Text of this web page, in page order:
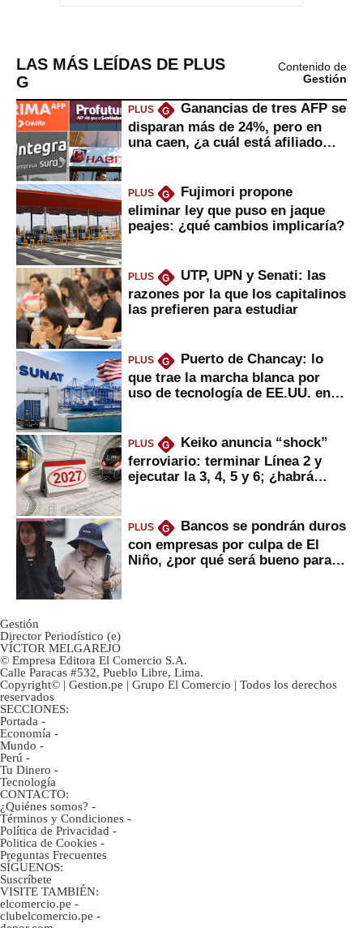
LAS MÁS LEÍDAS DE PLUS
G
Contenido de
Gestión
PLUS G
Ganancias de tres AFP se
disparan más de 24%, pero en
una caen, ¿a cuál está afiliado
PLUS G
Fujimori propone
eliminar ley que puso en jaque
peajes: ¿qué cambios implicaría?
PLUS G
UTP, UPN y Senati: las
razones por la que los capitalinos
las prefieren para estudiar
PLUS G
Puerto de Chancay: lo
que trae la marcha blanca por
uso de tecnología de EE.UU. en
PLUS G
Keiko anuncia “shock”
ferroviario: terminar Línea 2 y
ejecutar la 3, 4, 5 y 6; ¿habrá
PLUS G
Bancos se pondrán duros
con empresas por culpa de El
Niño, ¿por qué será bueno para
Gestión
Director Periodístico (e)
VÍCTOR MELGAREJO
© Empresa Editora El Comercio S.A.
Calle Paracas #532, Pueblo Libre, Lima.
Copyright© | Gestion.pe | Grupo El Comercio | Todos los derechos
reservados
SECCIONES:
Portada -
Economía -
Mundo -
Perú -
Tu Dinero -
Tecnología
CONTACTO:
¿Quiénes somos? -
Términos y Condiciones -
Política de Privacidad -
Politica de Cookies -
Preguntas Frecuentes
SÍGUENOS:
Suscríbete
VISITE TAMBIÉN:
elcomercio.pe -
clubelcomercio.pe -